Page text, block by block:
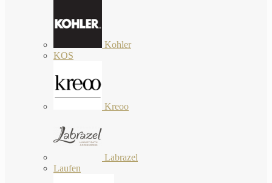
Kohler
KOS
Kreoo
Labrazel
Laufen